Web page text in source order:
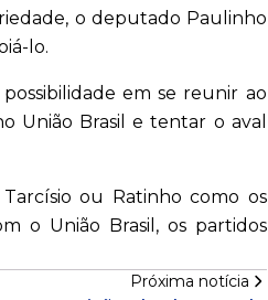
o deputado Paulinho
lo.
em se reunir ao
União Brasil e tentar o aval
ou Ratinho como os
o União Brasil, os partidos
Próxima notícia